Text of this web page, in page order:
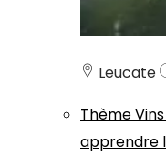
Leucate
Thème
apprendre